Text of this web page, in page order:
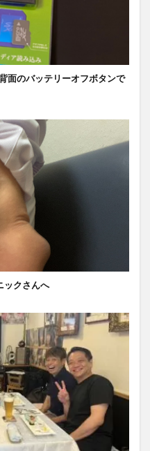
面のバッテリーオフボタンで
ックさんへ